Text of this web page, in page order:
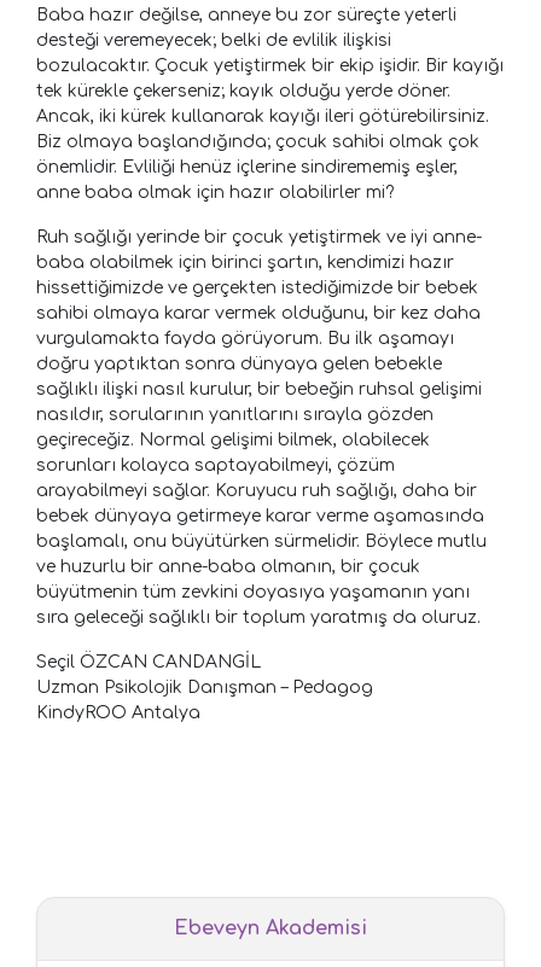
Baba hazır değilse, anneye bu zor süreçte yeterli
desteği veremeyecek; belki de evlilik ilişkisi
bozulacaktır. Çocuk yetiştirmek bir ekip işidir. Bir kayığı
tek kürekle çekerseniz; kayık olduğu yerde döner.
Ancak, iki kürek kullanarak kayığı ileri götürebilirsiniz.
Biz olmaya başlandığında; çocuk sahibi olmak çok
önemlidir. Evliliği henüz içlerine sindirememiş eşler,
anne baba olmak için hazır olabilirler mi?
Ruh sağlığı yerinde bir çocuk yetiştirmek ve iyi anne-
baba olabilmek için birinci şartın, kendimizi hazır
hissettiğimizde ve gerçekten istediğimizde bir bebek
sahibi olmaya karar vermek olduğunu, bir kez daha
vurgulamakta fayda görüyorum. Bu ilk aşamayı
doğru yaptıktan sonra dünyaya gelen bebekle
sağlıklı ilişki nasıl kurulur, bir bebeğin ruhsal gelişimi
nasıldır, sorularının yanıtlarını sırayla gözden
geçireceğiz. Normal gelişimi bilmek, olabilecek
sorunları kolayca saptayabilmeyi, çözüm
arayabilmeyi sağlar. Koruyucu ruh sağlığı, daha bir
bebek dünyaya getirmeye karar verme aşamasında
başlamalı, onu büyütürken sürmelidir. Böylece mutlu
ve huzurlu bir anne-baba olmanın, bir çocuk
büyütmenin tüm zevkini doyasıya yaşamanın yanı
sıra geleceği sağlıklı bir toplum yaratmış da oluruz.
Seçil ÖZCAN CANDANGİL
Uzman Psikolojik Danışman – Pedagog
KindyROO Antalya
Ebeveyn Akademisi